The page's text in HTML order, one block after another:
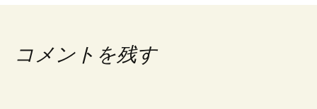
ビコメントを残す